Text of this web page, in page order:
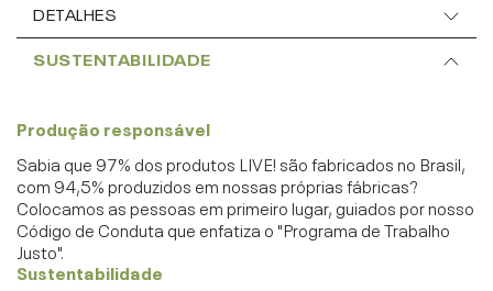
DETALHES
SUSTENTABILIDADE
Produção responsável
Sabia que 97% dos produtos LIVE! são fabricados no Brasil,
com 94,5% produzidos em nossas próprias fábricas?
Colocamos as pessoas em primeiro lugar, guiados por nosso
Código de Conduta que enfatiza o "Programa de Trabalho
Justo".
Sustentabilidade